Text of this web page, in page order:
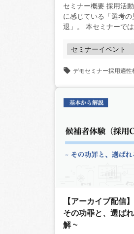
セミナー概要 採用活動において、多くの企業が課題
に感じている「選考
退」。 本セミナー
セミナーイベント
デモセミナー採用適性
【アーカイブ配信
その功罪と、選ば
解 ~